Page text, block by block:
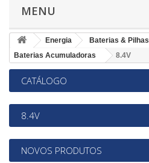
MENU
Energia
Baterias & Pilhas
Baterias Acumuladoras
8.4V
CATÁLOGO
8.4V
NOVOS PRODUTOS